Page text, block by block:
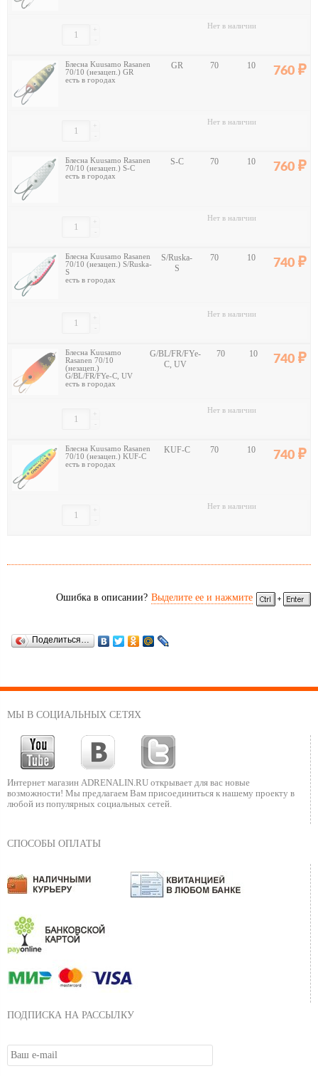
-
+ Нет в наличии
Блесна Kuusamo Rasanen
70/10 (незацеп.) GR
есть в городах
GR 70 10 760
-
+ Нет в наличии
Блесна Kuusamo Rasanen
70/10 (незацеп.) S-C
есть в городах
S-C 70 10 760
-
+ Нет в наличии
Блесна Kuusamo Rasanen
70/10 (незацеп.) S/Ruska-
S
есть в городах
S/Ruska-
S
70 10 740
-
+ Нет в наличии
Блесна Kuusamo
Rasanen 70/10
(незацеп.)
G/BL/FR/FYe-C, UV
есть в городах
G/BL/FR/FYe-
C, UV
70 10 740
-
+ Нет в наличии
Блесна Kuusamo Rasanen
70/10 (незацеп.) KUF-C
есть в городах
KUF-C 70 10 740
-
+ Нет в наличии
Ошибка в описании? Выделите ее и нажмите
Поделиться…
МЫ В СОЦИАЛЬНЫХ СЕТЯХ
Интернет магазин ADRENALIN.RU открывает для вас новые
возможности! Мы предлагаем Вам присоединиться к нашему проекту в
любой из популярных социальных сетей.
СПОСОБЫ ОПЛАТЫ
ПОДПИСКА НА РАССЫЛКУ